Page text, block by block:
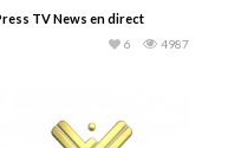
TV News en direct
4987
6